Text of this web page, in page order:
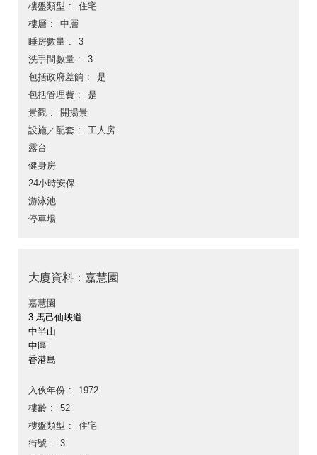
樓盤類型
住宅
樓層
中層
睡房數量
3
洗手間數量
3
包括政府差餉
是
包括管理費
是
景觀
開揚景
設施／配套
工人房
露台
健身房
24小時安保
游泳池
停車場
大廈資料：嘉慧園
嘉慧園
3 馬己仙峽道
中半山
中區
香港島
入伙年份
1972
樓齡
52
樓盤類型
住宅
街號
3